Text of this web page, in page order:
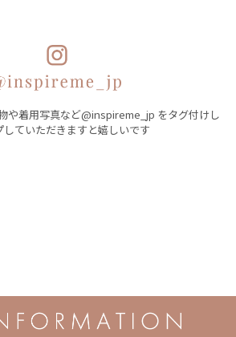
や着用写真など@inspireme_jp をタグ付けし
していただきますと嬉しいです